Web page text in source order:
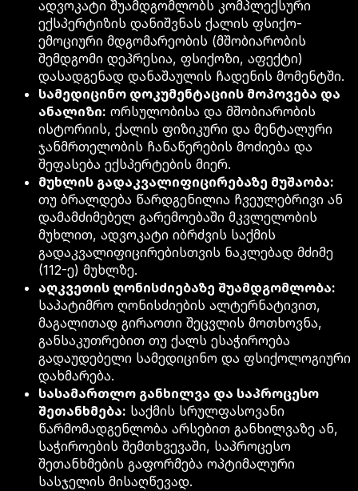
ადვოკატი შუამდგომლობს კომპლექსური
ექსპერტიზის დანიშვნას ქალის ფსიქო-
ემოციური მდგომარეობის (მშობიარობის
შემდგომი დეპრესია, ფსიქოზი, აფექტი)
დასადგენად დანაშაულის ჩადენის მომენტში.
სამედიცინო დოკუმენტაციის მოპოვება და
ანალიზი: ორსულობისა და მშობიარობის
ისტორიის, ქალის ფიზიკური და მენტალური
ჯანმრთელობის ჩანაწერების მოძიება და
შეფასება ექსპერტების მიერ.
მუხლის გადაკვალიფიცირებაზე მუშაობა:
თუ ბრალდება წარდგენილია ჩვეულებრივი ან
დამამძიმებელ გარემოებაში მკვლელობის
მუხლით, ადვოკატი იბრძვის საქმის
გადაკვალიფიცირებისთვის ნაკლებად მძიმე
(112-ე) მუხლზე.
აღკვეთის ღონისძიებაზე შუამდგომლობა:
საპატიმრო ღონისძიების ალტერნატივით,
მაგალითად გირაოთი შეცვლის მოთხოვნა,
განსაკუთრებით თუ ქალს ესაჭიროება
გადაუდებელი სამედიცინო და ფსიქოლოგიური
დახმარება.
სასამართლო განხილვა და საპროცესო
შეთანხმება: საქმის სრულფასოვანი
წარმომადგენლობა არსებით განხილვაზე ან,
საჭიროების შემთხვევაში, საპროცესო
შეთანხმების გაფორმება ოპტიმალური
სასჯელის მისაღწევად.